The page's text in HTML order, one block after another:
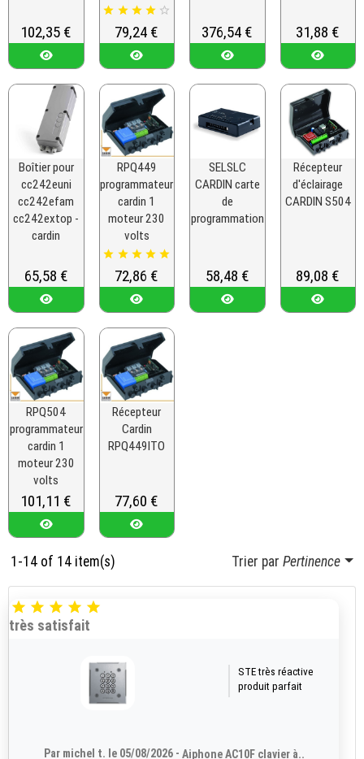
Prix
102,35 €
    
Prix
79,24 € Prix
376,54 € Prix
31,88 €
Boîtier pour
cc242euni
cc242efam
cc242extop -
cardin
Prix
65,58 €
RPQ449
programmateur
cardin 1
moteur 230
volts
    
Prix
72,86 €
SELSLC
CARDIN carte
de
programmation
Prix
58,48 €
Récepteur
d'éclairage
CARDIN S504
Prix
89,08 €
RPQ504
programmateur
cardin 1
moteur 230
volts
Prix
101,11 €
Récepteur
Cardin
RPQ449ITO
Prix
77,60 €
1-14 of 14 item(s) Trier par Pertinence
    
très satisfait
STE très réactive
produit parfait
Par michel t. le 05/08/2026 - Aiphone AC10F clavier à..